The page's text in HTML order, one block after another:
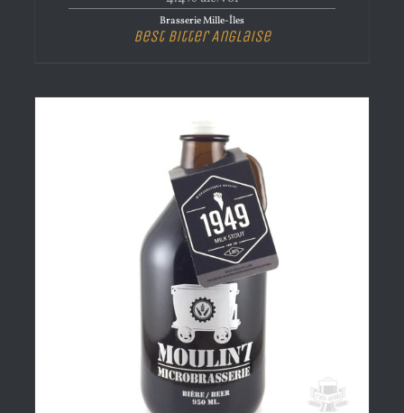
Brasserie Mille-Îles
Best Bitter Anglaise